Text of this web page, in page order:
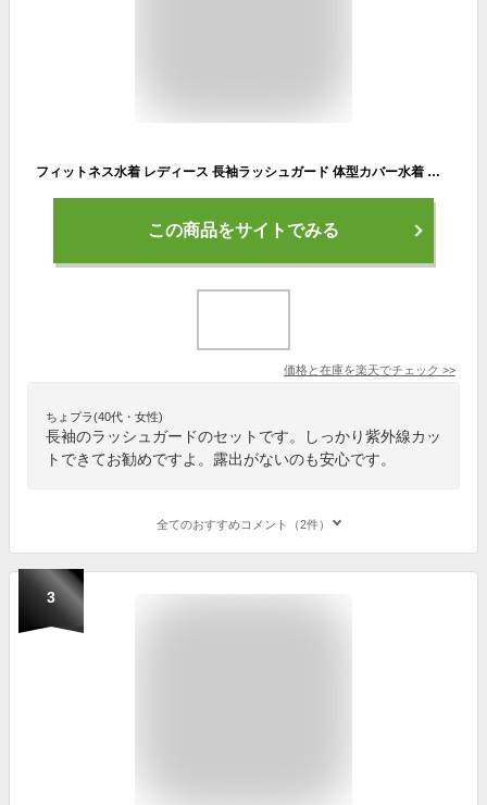
フィットネス水着 レディース 長袖ラッシュガード 体型カバー水着 スポーツブラ レギンス パーカー 5点上下セット オトナ女子 ママ水着 ミセス 30代 40代 50代 かわいい フィットネスウェア 二の腕 お腹 お尻 太もも 脚 カバーアップ 水陸両用 露出控えめ
この商品をサイトでみる
価格と在庫を楽天でチェック >>
ちょプラ(40代・女性)
長袖のラッシュガードのセットです。しっかり紫外線カッ
トできてお勧めですよ。露出がないのも安心です。
全てのおすすめコメント（2件）
3